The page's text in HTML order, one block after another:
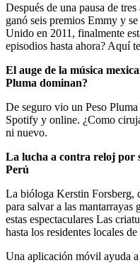
Después de una pausa de
ganó seis premios Emmy y
Unido en 2011, finalmente
episodios hasta ahora? Aquí
El auge de la música
Pluma dominan?
De seguro vio un Peso
Spotify y online. ¿Como
ni nuevo.
La lucha a contra reloj por
Perú
La bióloga Kerstin Forsberg,
para salvar a las mantarrayas
estas espectaculares Las
hasta los residentes locales
Una aplicación móvil ayuda